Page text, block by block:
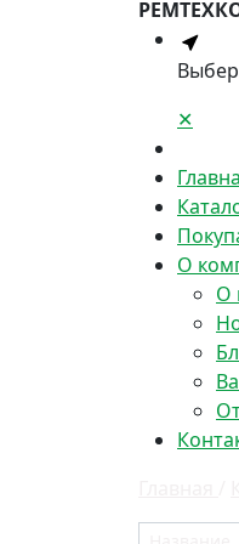
✕
О
О